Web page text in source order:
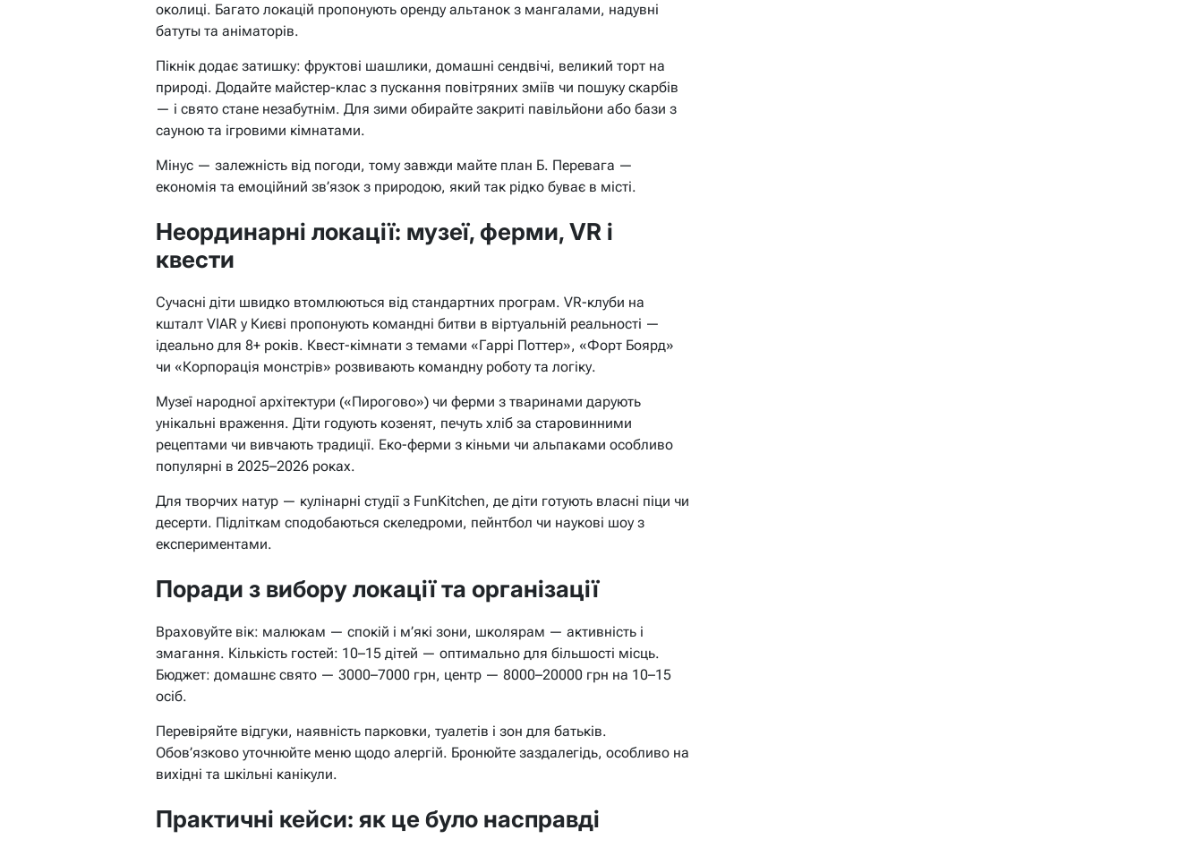
околиці. Багато локацій пропонують оренду альтанок з мангалами, надувні
батуты та аніматорів.
Пікнік додає затишку: фруктові шашлики, домашні сендвічі, великий торт на
природі. Додайте майстер-клас з пускання повітряних зміїв чи пошуку скарбів
— і свято стане незабутнім. Для зими обирайте закриті павільйони або бази з
сауною та ігровими кімнатами.
Мінус — залежність від погоди, тому завжди майте план Б. Перевага —
економія та емоційний зв’язок з природою, який так рідко буває в місті.
Неординарні локації: музеї, ферми, VR і
квести
Сучасні діти швидко втомлюються від стандартних програм. VR-клуби на
кшталт VIAR у Києві пропонують командні битви в віртуальній реальності —
ідеально для 8+ років. Квест-кімнати з темами «Гаррі Поттер», «Форт Боярд»
чи «Корпорація монстрів» розвивають командну роботу та логіку.
Музеї народної архітектури («Пирогово») чи ферми з тваринами дарують
унікальні враження. Діти годують козенят, печуть хліб за старовинними
рецептами чи вивчають традиції. Еко-ферми з кіньми чи альпаками особливо
популярні в 2025–2026 роках.
Для творчих натур — кулінарні студії з FunKitchen, де діти готують власні піци чи
десерти. Підліткам сподобаються скеледроми, пейнтбол чи наукові шоу з
експериментами.
Поради з вибору локації та організації
Враховуйте вік: малюкам — спокій і м’які зони, школярам — активність і
змагання. Кількість гостей: 10–15 дітей — оптимально для більшості місць.
Бюджет: домашнє свято — 3000–7000 грн, центр — 8000–20000 грн на 10–15
осіб.
Перевіряйте відгуки, наявність парковки, туалетів і зон для батьків.
Обов’язково уточнюйте меню щодо алергій. Бронюйте заздалегідь, особливо на
вихідні та шкільні канікули.
Практичні кейси: як це було насправді